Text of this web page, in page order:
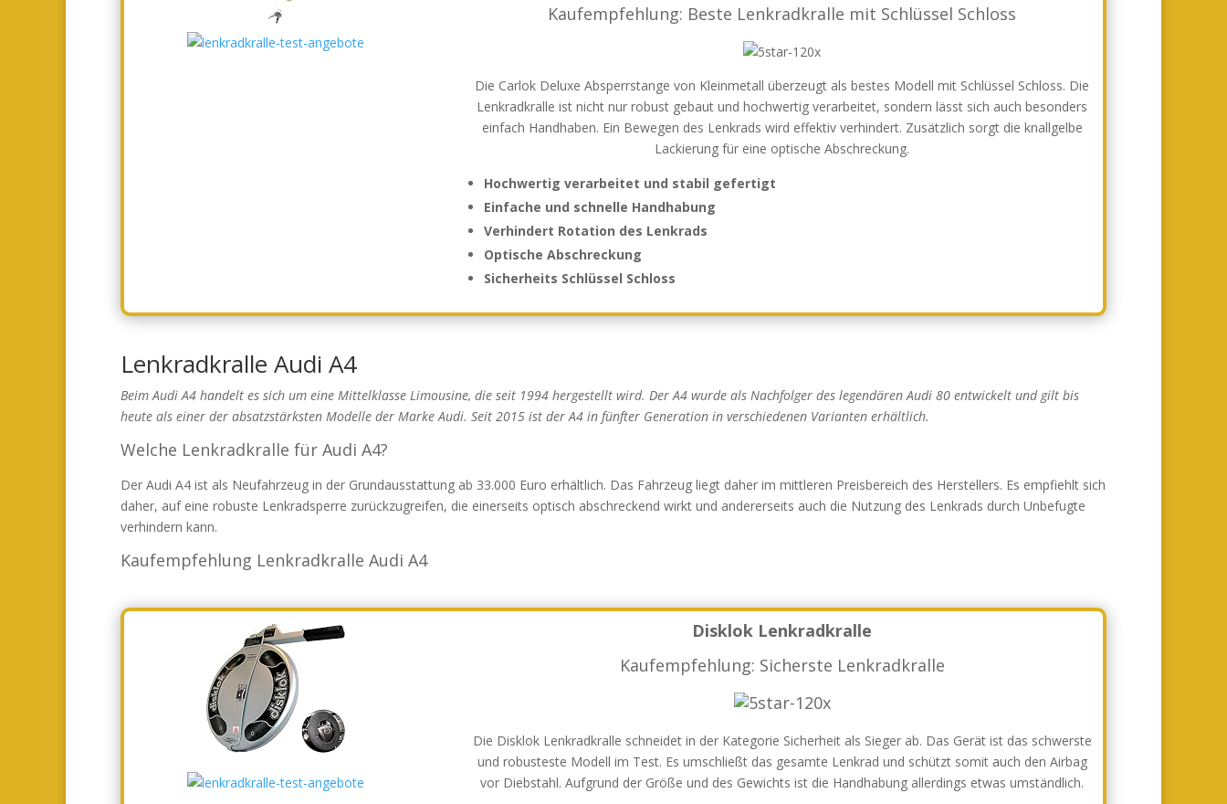
Kaufempfehlung: Beste Lenkradkralle mit Schlüssel Schloss
Die Carlok Deluxe Absperrstange von Kleinmetall überzeugt als bestes Modell mit Schlüssel Schloss. Die
Lenkradkralle ist nicht nur robust gebaut und hochwertig verarbeitet, sondern lässt sich auch besonders
einfach Handhaben. Ein Bewegen des Lenkrads wird effektiv verhindert. Zusätzlich sorgt die knallgelbe
Lackierung für eine optische Abschreckung.
Hochwertig verarbeitet und stabil gefertigt
Einfache und schnelle Handhabung
Verhindert Rotation des Lenkrads
Optische Abschreckung
Sicherheits Schlüssel Schloss
Lenkradkralle Audi A4
Beim Audi A4 handelt es sich um eine Mittelklasse Limousine, die seit 1994 hergestellt wird. Der A4 wurde als Nachfolger des legendären Audi 80 entwickelt und gilt bis
heute als einer der absatzstärksten Modelle der Marke Audi. Seit 2015 ist der A4 in fünfter Generation in verschiedenen Varianten erhältlich.
Welche Lenkradkralle für Audi A4?
Der Audi A4 ist als Neufahrzeug in der Grundausstattung ab 33.000 Euro erhältlich. Das Fahrzeug liegt daher im mittleren Preisbereich des Herstellers. Es empfiehlt sich
daher, auf eine robuste Lenkradsperre zurückzugreifen, die einerseits optisch abschreckend wirkt und andererseits auch die Nutzung des Lenkrads durch Unbefugte
verhindern kann.
Kaufempfehlung Lenkradkralle Audi A4
Disklok Lenkradkralle
Kaufempfehlung: Sicherste Lenkradkralle
Die Disklok Lenkradkralle schneidet in der Kategorie Sicherheit als Sieger ab. Das Gerät ist das schwerste
und robusteste Modell im Test. Es umschließt das gesamte Lenkrad und schützt somit auch den Airbag
vor Diebstahl. Aufgrund der Größe und des Gewichts ist die Handhabung allerdings etwas umständlich.